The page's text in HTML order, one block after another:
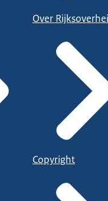
Over
Copyright